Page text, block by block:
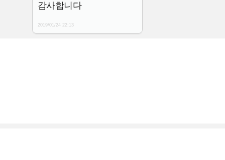
감사합니다
2019/01/24 22:13